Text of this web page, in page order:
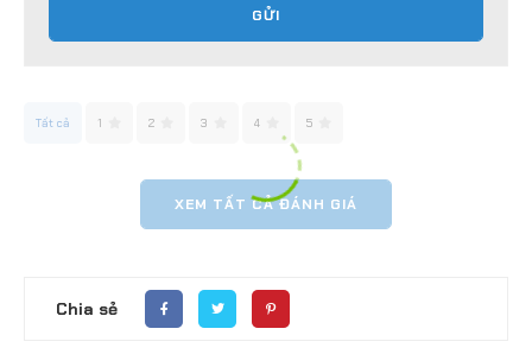
GỬI
Tất cả 1 2 3 4 5
XEM TẤT CẢ ĐÁNH GIÁ
Chia sẻ